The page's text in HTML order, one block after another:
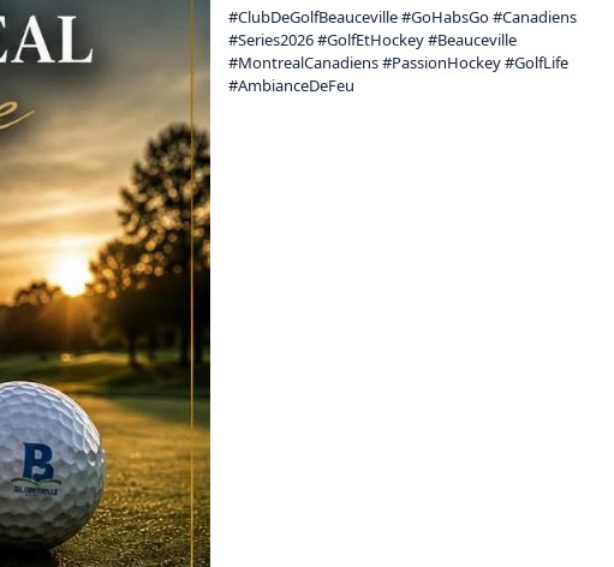
#ClubDeGolfBeauceville #GoHabsGo #Canadiens
#Series2026 #GolfEtHockey #Beauceville
#MontrealCanadiens #PassionHockey #GolfLife
#AmbianceDeFeu